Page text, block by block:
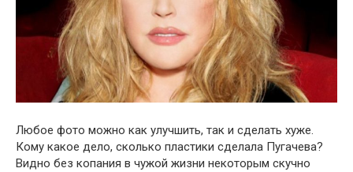
Любое фото можно как улучшить, так и сделать хуже.
Кому какое дело, сколько пластики сделала Пугачева?
Видно без копания в чужой жизни некоторым скучно